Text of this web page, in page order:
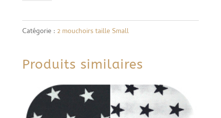
Duo
-
soleil
Catégorie : 2 mouchoirs taille Small
Produits similaires